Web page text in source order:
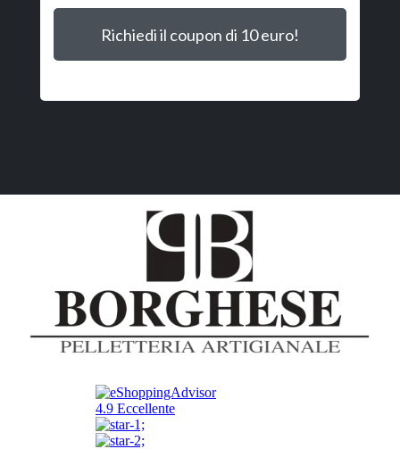
Richiedi il coupon di 10 euro!